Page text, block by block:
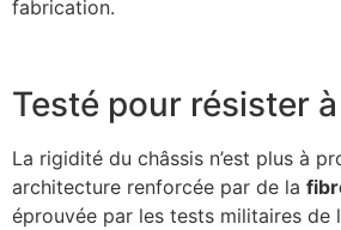
fabrication.
Testé pour résister
La rigidité du châssis n’est plus à
architecture renforcée par de la
éprouvée par les tests militaires de